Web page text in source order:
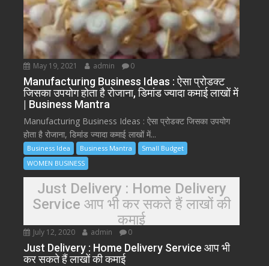
May 19, 2021 admin 0
Manufacturing Business Ideas : ऐसा प्रोडक्ट
जिसका उपयोग होता है रोजाना, डिमांड ज्यादा कमाई लाखों में
| Business Mantra
Manufacturing Business Ideas : ऐसा प्रोडक्ट जिसका उपयोग
होता है रोजाना, डिमांड ज्यादा कमाई लाखों में...
Business Idea Business Mantra
Small Budget
WOMEN BUSINESS
Just Delivery : Home Delivery
Service आप भी कर सकते हैं लाखों की
कमाई
July 12, 2020 admin 0
Just Delivery : Home Delivery Service आप भी
कर सकते हैं लाखों की कमाई